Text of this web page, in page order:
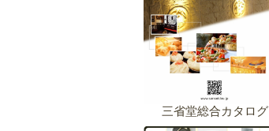
三省堂総合カタログ